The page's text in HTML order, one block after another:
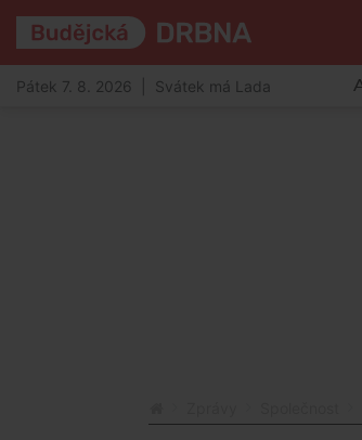
Pátek 7. 8. 2026 | Svátek má Lada